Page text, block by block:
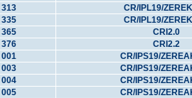
313
CR/IPL19/
335
CR/IPL19/
365
CRI2.0
376
CRI2.2
001
CR/IPS19/
003
CR/IPS19/
004
CR/IPS19/
005
CR/IPS19/